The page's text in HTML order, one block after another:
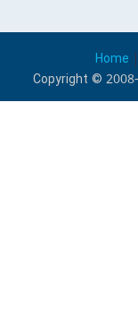
Home
Copyright ©